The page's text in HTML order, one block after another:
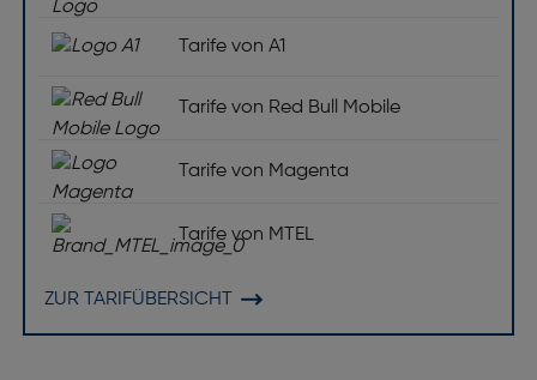
Tarife von A1
Tarife von Red Bull Mobile
Tarife von Magenta
Tarife von MTEL
ZUR TARIFÜBERSICHT